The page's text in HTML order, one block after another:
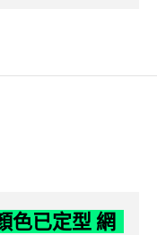
色已定型 網